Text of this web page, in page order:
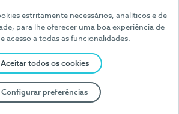
estritamente necessários, analíticos e de
para lhe oferecer uma boa experiência de
acesso a todas as funcionalidades.
Aceitar todos os cookies
Configurar preferências